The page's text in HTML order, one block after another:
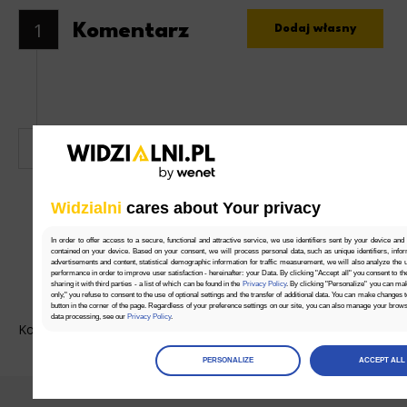
Widzialni cares about Your privacy
In order to offer access to a secure, functional and attractive service, we use identifiers sent by your device
contained on your device. Based on your consent, we will process personal data, such as unique identifiers,
advertisements and content, statistical demographic information for traffic measurement, we will also analyze the
performance in order to improve user satisfaction - hereinafter: your Data. By clicking "Accept all" you consent to
sharing it with third parties - a list of which can be found in the Privacy Policy. By clicking "Personalize" you can
only," you refuse to consent to the use of optional settings and the transfer of additional data. You can make
button in the corner of the page. Regardless of your preference settings on our site, you can also manage your
data processing, see our Privacy Policy.
preferences
Select the consents of your choice
PERSONALIZE ACCEPT ALL
1 Komentarz Dodaj własny
Nabywanie markowych produktów to nie tylko chęć
pracuje się zwykle latami i wiąże się to z wysoką
która udowodniła już co jest warta.
Komentarze są wyłączone.